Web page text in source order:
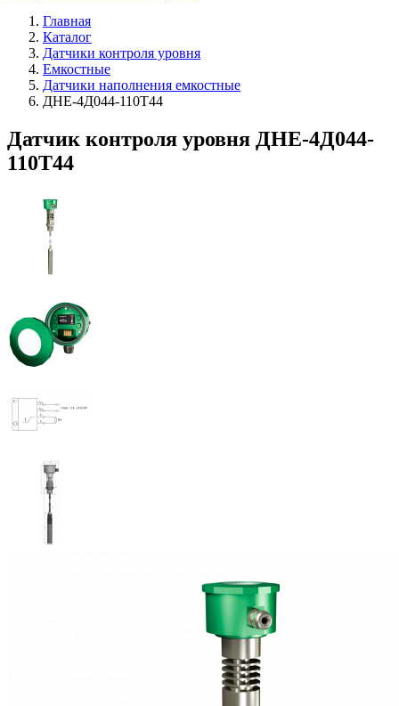
Главная
Каталог
Датчики контроля уровня
Емкостные
Датчики наполнения емкостные
ДНЕ-4Д044-110Т44
Датчик контроля уровня ДНЕ-4Д044-
110Т44